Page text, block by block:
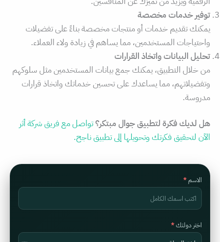
توفير خدمات مخصصة
يمكنك تقديم خدمات أو منتجات مخصصة بناءً على تفضيلات
واحتياجات المستخدمين، مما يساهم في زيادة ولاء العملاء.
تحليل البيانات واتخاذ القرارات
من خلال التطبيق، يمكنك جمع بيانات المستخدمين مثل سلوكهم
وتفضيلاتهم، مما يساعدك على تحسين خدماتك واتخاذ قرارات
مدروسة.
هل لديك فكرة لتطبيق جوال مبتكر؟تواصل مع فريق شركة أثر
الآن لتحقيق فكرتك وتحويلها إلى تطبيق ناجح.
الاسم
اختر دولتك